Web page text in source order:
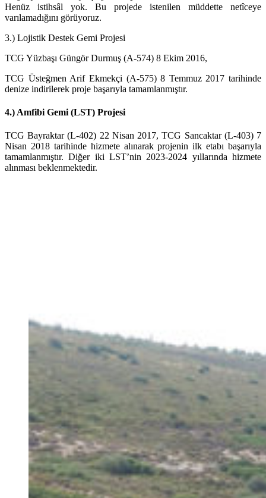
Henüz istihsâl yok. Bu projede istenilen müddette netîceye
varılamadığını görüyoruz.
3.) Lojistik Destek Gemi Projesi
TCG Yüzbaşı Güngör Durmuş (A-574) 8 Ekim 2016,
TCG Üsteğmen Arif Ekmekçi (A-575) 8 Temmuz 2017 tarihinde
denize indirilerek proje başarıyla tamamlanmıştır.
4.) Amfibi Gemi (LST) Projesi
TCG Bayraktar (L-402) 22 Nisan 2017, TCG Sancaktar (L-403) 7
Nisan 2018 tarihinde hizmete alınarak projenin ilk etabı başarıyla
tamamlanmıştır. Diğer iki LST’nin 2023-2024 yıllarında hizmete
alınması beklenmektedir.